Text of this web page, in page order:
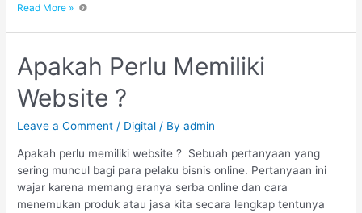
Read More »
Apakah Perlu Memiliki
Website ?
Leave a Comment / Digital / Byadmin
Apakah perlu memiliki website ? Sebuah pertanyaan yang
sering muncul bagi para pelaku bisnis online. Pertanyaan ini
wajar karena memang eranya serba online dan cara
menemukan produk atau jasa kita secara lengkap tentunya